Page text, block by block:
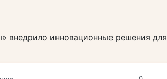
внедрило инновационные решения для